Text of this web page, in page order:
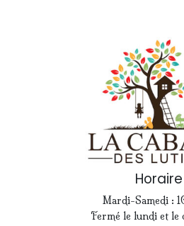
Horaire
Mardi-Samedi :
Fermé le lundi et le